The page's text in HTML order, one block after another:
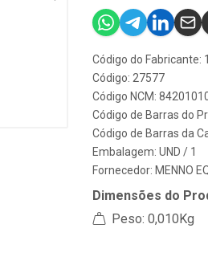
Código do Fabricante:
Código: 27577
Código NCM:
Código de Barras do
Código de Barras da
Embalagem: UND / 1
Fornecedor: MENNO
Dimensões do
Peso: 0,010Kg